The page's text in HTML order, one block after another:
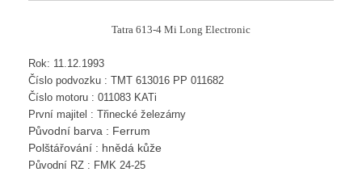
Tatra 613-4 Mi Long Electronic
Rok: 11.12.1993
Číslo podvozku : TMT 613016 PP 011682
Číslo motoru : 011083 KATi
První majitel : Třinecké železárny
Původní barva : Ferrum
Polštářování : hnědá kůže
Původní RZ : FMK 24-25